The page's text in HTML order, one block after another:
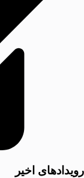
رویدادهای اخیر